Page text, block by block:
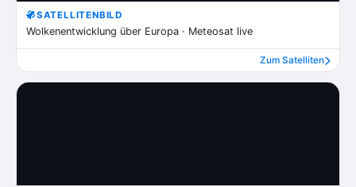
SATELLITENBILD
Wolkenentwicklung über Europa · Meteosat live
Zum Satelliten